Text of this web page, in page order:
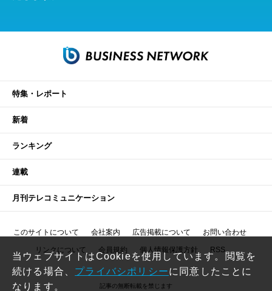
特集・レポート
新着
ランキング
連載
月刊テレコミュニケーション
このサイトについて 会社案内 広告掲載について お問い合わせ
リンクについて 会員規約 個人情報保護方針 RSS
記事の無断転載を禁じます
当ウェブサイトはCookieを使用しています。閲覧を
続ける場合、 プライバシポリシーに同意したことに
なります。